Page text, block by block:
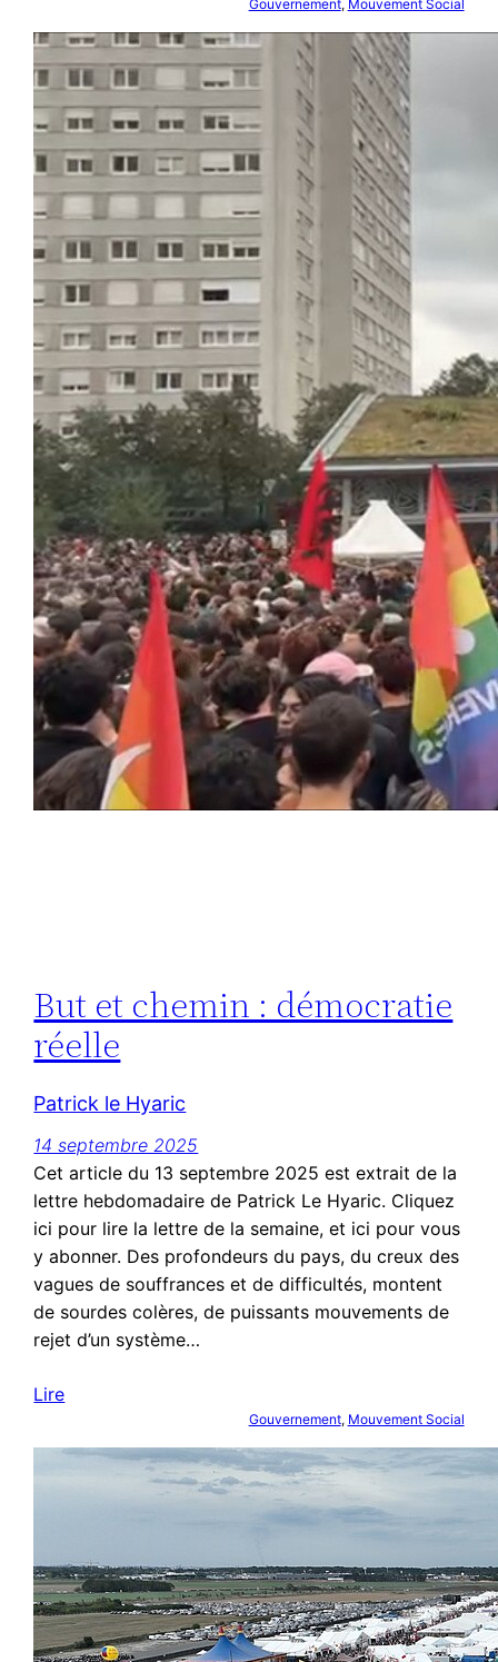
Gouvernement, Mouvement Social
But et chemin : démocratie
réelle
Patrick le Hyaric
14 septembre 2025
Cet article du 13 septembre 2025 est extrait de la
lettre hebdomadaire de Patrick Le Hyaric. Cliquez
ici pour lire la lettre de la semaine, et ici pour vous
y abonner. Des profondeurs du pays, du creux des
vagues de souffrances et de difficultés, montent
de sourdes colères, de puissants mouvements de
rejet d’un système…
Lire
Gouvernement, Mouvement Social